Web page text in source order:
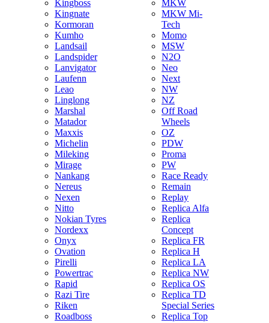
Kingboss
Kingnate
Kormoran
Kumho
Landsail
Landspider
Lanvigator
Laufenn
Leao
Linglong
Marshal
Matador
Maxxis
Michelin
Mileking
Mirage
Nankang
Nereus
Nexen
Nitto
Nokian Tyres
Nordexx
Onyx
Ovation
Pirelli
Powertrac
Rapid
Razi Tire
Riken
Roadboss
MKW
MKW Mi-
Tech
Momo
MSW
N2O
Neo
Next
NW
NZ
Off Road
Wheels
OZ
PDW
Proma
PW
Race Ready
Remain
Replay
Replica Alfa
Replica
Concept
Replica FR
Replica H
Replica LA
Replica NW
Replica OS
Replica TD
Special Series
Replica Top